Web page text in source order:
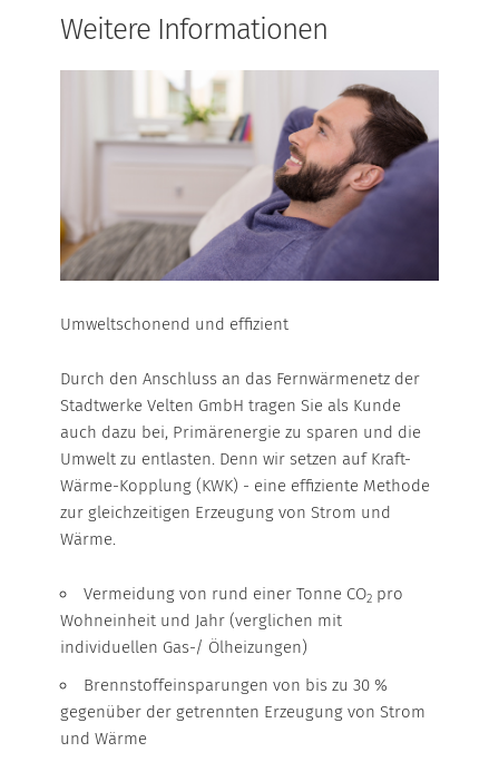
GROSSKUNDEN
LOCAL ENERGY VERBUND
STROMKENNZEICHNUNG
NETZANSCHLUSS
WÄRME
ÜBERSICHT
WÄRMEPREISE
ERDGAS
ÜBERSICHT
NATUR
WÄRMEPUMPE
WÄRMESPEICHER
ACTIV
NATUR
WÄRMEPUMPE
Local Energy Verbund
Stromkennzeichnung
Marktpartner
Netzanschluss
Heizgas Umland
Marktpartner
Zahlen & Fakten
Fotogalerie
Weitere Informationen
Weitere Informationen
Umweltschonend und effizient
Durch den Anschluss an das Fernwärmenetz der
Stadtwerke Velten GmbH tragen Sie als Kunde
auch dazu bei, Primärenergie zu sparen und die
Umwelt zu entlasten. Denn wir setzen auf Kraft-
Wärme-Kopplung (KWK) - eine effiziente Methode
zur gleichzeitigen Erzeugung von Strom und
Wärme.
Vermeidung von rund einer Tonne CO2pro
Wohneinheit und Jahr (verglichen mit
individuellen Gas-/ Ölheizungen)
Brennstoffeinsparungen von bis zu 30 %
gegenüber der getrennten Erzeugung von Strom
und Wärme